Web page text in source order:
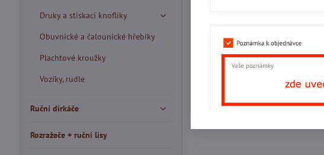
Druky a stiskací knoflíky
Obuvnické a čalounické hřebíky
Plachtové kroužky
Vozíky, rudle
Ruční dírkáče
Rozražeče + ruční lisy